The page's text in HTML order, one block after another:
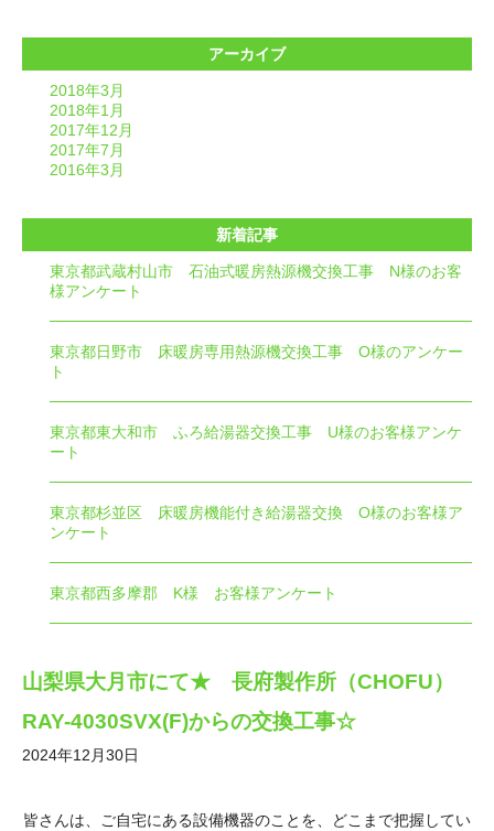
アーカイブ
2018年3月
2018年1月
2017年12月
2017年7月
2016年3月
新着記事
東京都武蔵村山市 石油式暖房熱源機交換工事 N様のお客
様アンケート
東京都日野市 床暖房専用熱源機交換工事 O様のアンケー
ト
東京都東大和市 ふろ給湯器交換工事 U様のお客様アンケ
ート
東京都杉並区 床暖房機能付き給湯器交換 O様のお客様ア
ンケート
東京都西多摩郡 K様 お客様アンケート
山梨県大月市にて★ 長府製作所（CHOFU）
RAY-4030SVX(F)からの交換工事☆
2024年12月30日
皆さんは、ご自宅にある設備機器のことを、どこまで把握してい